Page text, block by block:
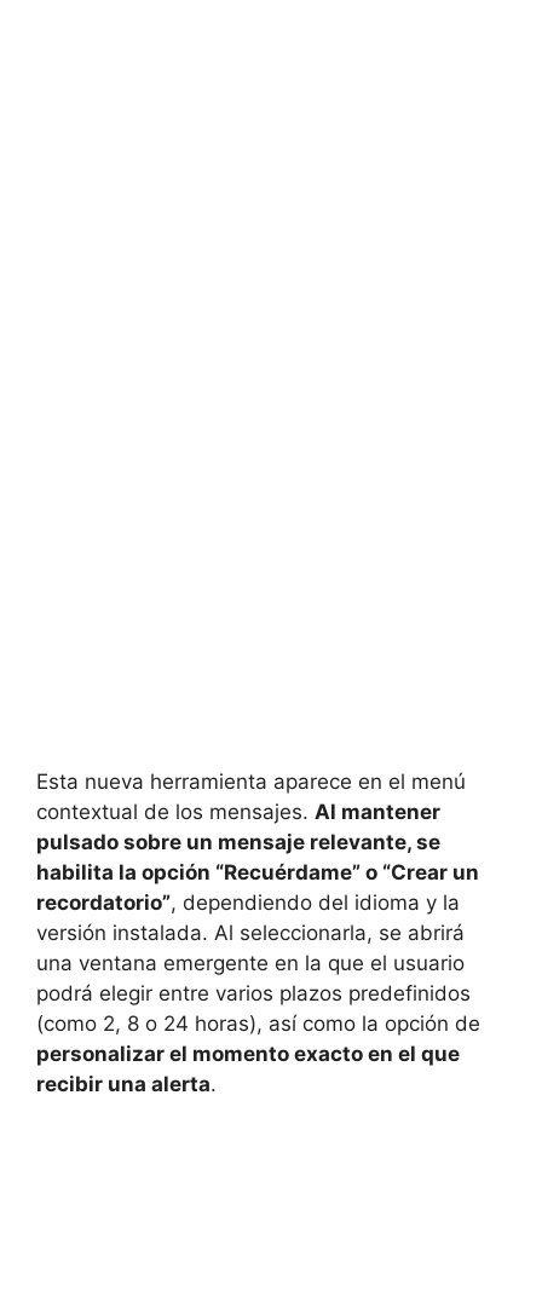
Esta nueva herramienta aparece en el menú
contextual de los mensajes. Al mantener
pulsado sobre un mensaje relevante, se
habilita la opción “Recuérdame” o “Crear un
recordatorio”, dependiendo del idioma y la
versión instalada. Al seleccionarla, se abrirá
una ventana emergente en la que el usuario
podrá elegir entre varios plazos predefinidos
(como 2, 8 o 24 horas), así como la opción de
personalizar el momento exacto en el que
recibir una alerta.